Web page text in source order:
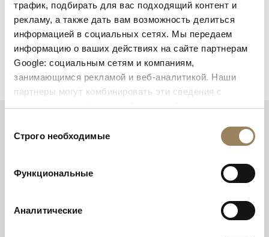
трафик, подбирать для вас подходящий контент и
рекламу, а также дать вам возможность делиться
информацией в социальных сетях. Мы передаем
информацию о ваших действиях на сайте партнерам
Google: социальным сетям и компаниям,
занимающимся рекламой и веб-аналитикой. Наши
партнеры могут комбинировать эти сведения с
предоставленной вами информацией, а также
вами их сервисов.
согласия
Строго необходимые
Функциональные
Аналитические
СТРЕЛКИ СО СМЕЩЕННЫМИ
НАКОНЕЧНИКАМИ В ФОРМЕ
ЯБЛОКА